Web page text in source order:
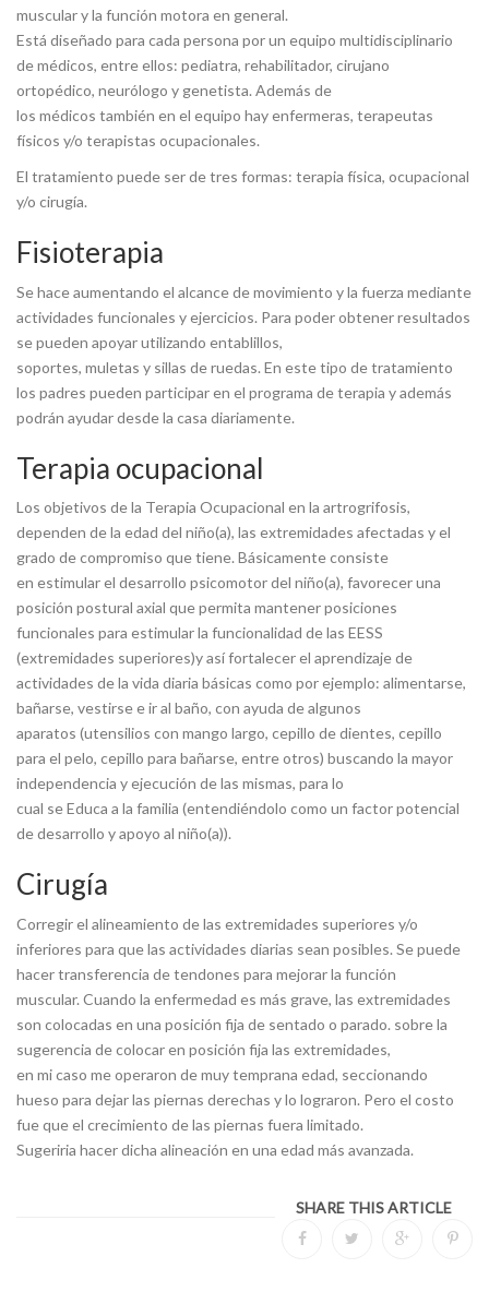
muscular y la función motora en general.
Está diseñado para cada persona por un equipo multidisciplinario
de médicos, entre ellos: pediatra, rehabilitador, cirujano
ortopédico, neurólogo y genetista. Además de
los médicos también en el equipo hay enfermeras, terapeutas
físicos y/o terapistas ocupacionales.
El tratamiento puede ser de tres formas: terapia física, ocupacional
y/o cirugía.
Fisioterapia
Se hace aumentando el alcance de movimiento y la fuerza mediante
actividades funcionales y ejercicios. Para poder obtener resultados
se pueden apoyar utilizando entablillos,
soportes, muletas y sillas de ruedas. En este tipo de tratamiento
los padres pueden participar en el programa de terapia y además
podrán ayudar desde la casa diariamente.
Terapia ocupacional
Los objetivos de la Terapia Ocupacional en la artrogrifosis,
dependen de la edad del niño(a), las extremidades afectadas y el
grado de compromiso que tiene. Básicamente consiste
en estimular el desarrollo psicomotor del niño(a), favorecer una
posición postural axial que permita mantener posiciones
funcionales para estimular la funcionalidad de las EESS
(extremidades superiores)y así fortalecer el aprendizaje de
actividades de la vida diaria básicas como por ejemplo: alimentarse,
bañarse, vestirse e ir al baño, con ayuda de algunos
aparatos (utensilios con mango largo, cepillo de dientes, cepillo
para el pelo, cepillo para bañarse, entre otros) buscando la mayor
independencia y ejecución de las mismas, para lo
cual se Educa a la familia (entendiéndolo como un factor potencial
de desarrollo y apoyo al niño(a)).
Cirugía
Corregir el alineamiento de las extremidades superiores y/o
inferiores para que las actividades diarias sean posibles. Se puede
hacer transferencia de tendones para mejorar la función
muscular. Cuando la enfermedad es más grave, las extremidades
son colocadas en una posición fija de sentado o parado. sobre la
sugerencia de colocar en posición fija las extremidades,
en mi caso me operaron de muy temprana edad, seccionando
hueso para dejar las piernas derechas y lo lograron. Pero el costo
fue que el crecimiento de las piernas fuera limitado.
Sugeriria hacer dicha alineación en una edad más avanzada.
SHARE THIS ARTICLE